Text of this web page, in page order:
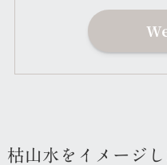
枯山水をイメージ